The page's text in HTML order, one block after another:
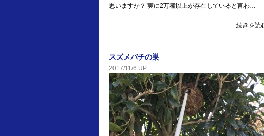
思いますか？ 実に2万種以上が存在していると言わ…
続きを読
スズメバチの巣
2017/11/6 UP